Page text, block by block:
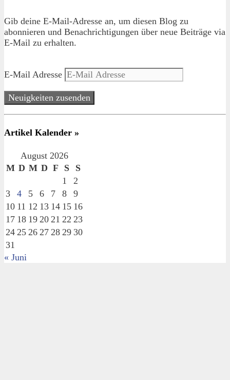
Gib deine E-Mail-Adresse an, um diesen Blog zu
abonnieren und Benachrichtigungen über neue Beiträge via
E-Mail zu erhalten.
E-Mail Adresse
Neuigkeiten zusenden
Artikel Kalender »
August 2026
M D M D F S
S
1
2
3
4 5 6 7 8
9
10 11 12 13 14 15 16
17 18 19 20 21 22 23
24 25 26 27 28 29 30
31
« Juni